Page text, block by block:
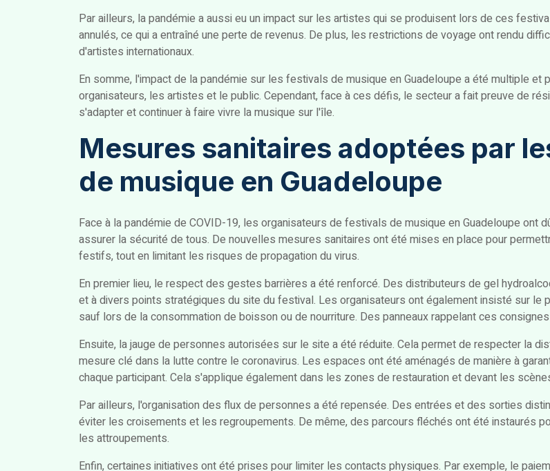
Par ailleurs, la pandémie a aussi eu un impact sur les artistes qui se produisent lors de ces
annulés, ce qui a entraîné une perte de revenus. De plus, les restrictions de voyage ont rendu
d'artistes internationaux.
En somme, l'impact de la pandémie sur les festivals de musique en Guadeloupe a été multiple et
organisateurs, les artistes et le public. Cependant, face à ces défis, le secteur a fait preuve de
s'adapter et continuer à faire vivre la musique sur l'île.
Mesures sanitaires adoptées par
de musique en Guadeloupe
Face à la pandémie de COVID-19, les organisateurs de festivals de musique en Guadeloupe ont
assurer la sécurité de tous. De nouvelles mesures sanitaires ont été mises en place pour
festifs, tout en limitant les risques de propagation du virus.
En premier lieu, le respect des gestes barrières a été renforcé. Des distributeurs de gel
et à divers points stratégiques du site du festival. Les organisateurs ont également insisté sur le
sauf lors de la consommation de boisson ou de nourriture. Des panneaux rappelant ces
Ensuite, la jauge de personnes autorisées sur le site a été réduite. Cela permet de respecter la
mesure clé dans la lutte contre le coronavirus. Les espaces ont été aménagés de manière à
chaque participant. Cela s'applique également dans les zones de restauration et devant les
Par ailleurs, l'organisation des flux de personnes a été repensée. Des entrées et des sorties
éviter les croisements et les regroupements. De même, des parcours fléchés ont été instaurés
les attroupements.
Enfin, certaines initiatives ont été prises pour limiter les contacts physiques. Par exemple, le